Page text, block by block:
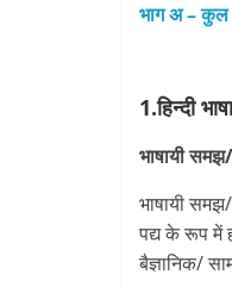
भाग अ –
1.हिन्‍दी
भाषायी
भाषायी
पद्य के रूप में
बैज्ञानिक/